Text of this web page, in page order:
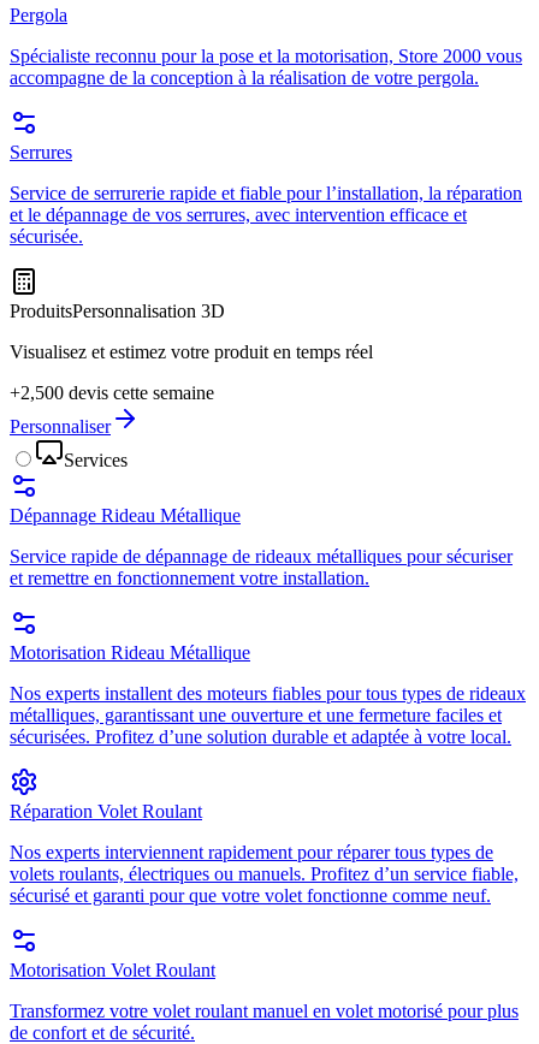
Pergola
Spécialiste reconnu pour la pose et la motorisation, Store 2000 vous
accompagne de la conception à la réalisation de votre pergola.
Serrures
Service de serrurerie rapide et fiable pour l’installation, la réparation
et le dépannage de vos serrures, avec intervention efficace et
sécurisée.
ProduitsPersonnalisation 3D
Visualisez et estimez votre produit en temps réel
+2,500 devis cette semaine
Personnaliser
Services
Dépannage Rideau Métallique
Service rapide de dépannage de rideaux métalliques pour sécuriser
et remettre en fonctionnement votre installation.
Motorisation Rideau Métallique
Nos experts installent des moteurs fiables pour tous types de rideaux
métalliques, garantissant une ouverture et une fermeture faciles et
sécurisées. Profitez d’une solution durable et adaptée à votre local.
Réparation Volet Roulant
Nos experts interviennent rapidement pour réparer tous types de
volets roulants, électriques ou manuels. Profitez d’un service fiable,
sécurisé et garanti pour que votre volet fonctionne comme neuf.
Motorisation Volet Roulant
Transformez votre volet roulant manuel en volet motorisé pour plus
de confort et de sécurité.